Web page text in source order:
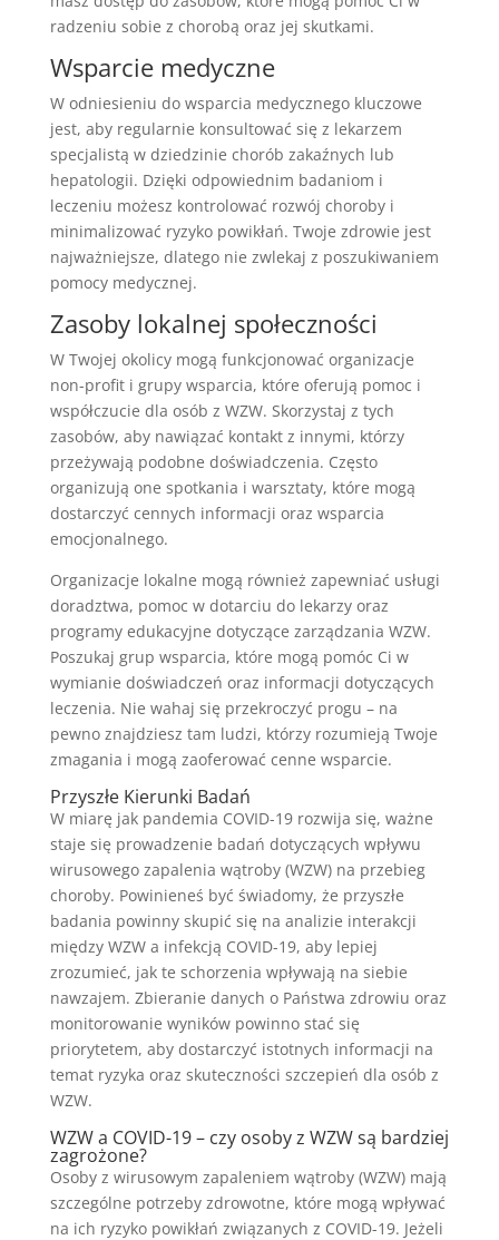
radzeniu sobie z chorobą oraz jej skutkami.
Wsparcie medyczne
W odniesieniu do wsparcia medycznego kluczowe
jest, aby regularnie konsultować się z lekarzem
specjalistą w dziedzinie chorób zakaźnych lub
hepatologii. Dzięki odpowiednim badaniom i
leczeniu możesz kontrolować rozwój choroby i
minimalizować ryzyko powikłań. Twoje zdrowie jest
najważniejsze, dlatego nie zwlekaj z poszukiwaniem
pomocy medycznej.
Zasoby lokalnej społeczności
W Twojej okolicy mogą funkcjonować organizacje
non-profit i grupy wsparcia, które oferują pomoc i
współczucie dla osób z WZW. Skorzystaj z tych
zasobów, aby nawiązać kontakt z innymi, którzy
przeżywają podobne doświadczenia. Często
organizują one spotkania i warsztaty, które mogą
dostarczyć cennych informacji oraz wsparcia
emocjonalnego.
Organizacje lokalne mogą również zapewniać usługi
doradztwa, pomoc w dotarciu do lekarzy oraz
programy edukacyjne dotyczące zarządzania WZW.
Poszukaj grup wsparcia, które mogą pomóc Ci w
wymianie doświadczeń oraz informacji dotyczących
leczenia. Nie wahaj się przekroczyć progu – na
pewno znajdziesz tam ludzi, którzy rozumieją Twoje
zmagania i mogą zaoferować cenne wsparcie.
Przyszłe Kierunki Badań
W miarę jak pandemia COVID-19 rozwija się, ważne
staje się prowadzenie badań dotyczących wpływu
wirusowego zapalenia wątroby (WZW) na przebieg
choroby. Powinieneś być świadomy, że przyszłe
badania powinny skupić się na analizie interakcji
między WZW a infekcją COVID-19, aby lepiej
zrozumieć, jak te schorzenia wpływają na siebie
nawzajem. Zbieranie danych o Państwa zdrowiu oraz
monitorowanie wyników powinno stać się
priorytetem, aby dostarczyć istotnych informacji na
temat ryzyka oraz skuteczności szczepień dla osób z
WZW.
WZW a COVID-19 – czy osoby z WZW są bardziej
zagrożone?
Osoby z wirusowym zapaleniem wątroby (WZW) mają
szczególne potrzeby zdrowotne, które mogą wpływać
na ich ryzyko powikłań związanych z COVID-19. Jeżeli